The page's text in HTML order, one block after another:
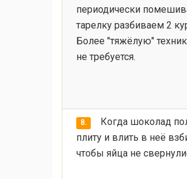
периодически
тарелку разбиваем 2
Более "тяжёлую"
не требуется.
8.
Когда шоколад
плиту и влить в неё
чтобы яйца не